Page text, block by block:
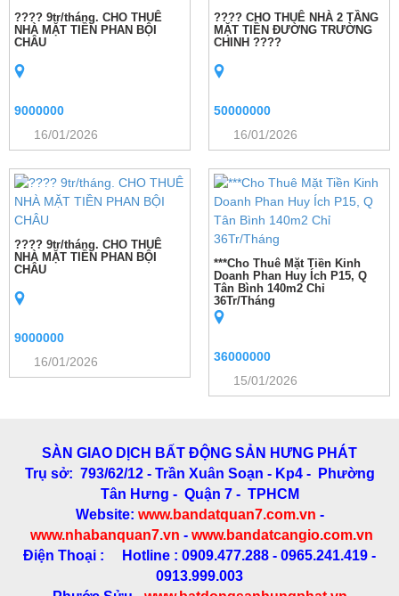
???? 9tr/tháng. CHO THUÊ
NHÀ MẶT TIỀN PHAN BỘI
CHÂU
9000000
16/01/2026
???? CHO THUÊ NHÀ 2 TẦNG
MẶT TIỀN ĐƯỜNG TRƯỜNG
CHINH ????
50000000
16/01/2026
???? 9tr/tháng. CHO THUÊ
NHÀ MẶT TIỀN PHAN BỘI
CHÂU
9000000
16/01/2026
***Cho Thuê Mặt Tiền Kinh
Doanh Phan Huy Ích P15, Q
Tân Bình 140m2 Chỉ
36Tr/Tháng
36000000
15/01/2026
SÀN GIAO DỊCH BẤT ĐỘNG SẢN HƯNG PHÁT
Trụ sở: 793/62/12 - Trần Xuân Soạn - Kp4 - Phường
Tân Hưng - Quận 7 - TPHCM
Website: www.bandatquan7.com.vn -
www.nhabanquan7.vn - www.bandatcangio.com.vn
Điện Thoại : Hotline : 0909.477.288 - 0965.241.419 -
0913.999.003